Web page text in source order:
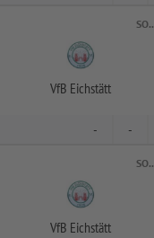
SO..
VfB Eichstätt
- -
SO..
VfB Eichstätt